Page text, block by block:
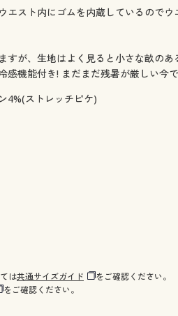
エスト内にゴムを内蔵しているのでウ
が、生地はよく見ると小さな畝のあ
感機能付き! まだまだ残暑が厳しい今
4%(ストレッチピケ)
は共通サイズガイド
をご確認ください。
をご確認ください。